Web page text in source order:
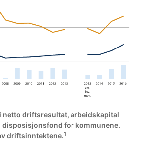
netto driftsresultat, arbeidskapital
disposisjonsfond for kommunene.
driftsinntektene.1